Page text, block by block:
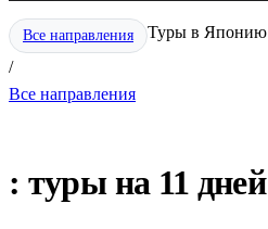
Все направления
/
Туры в Японию
Все направления
: туры на 11 дней